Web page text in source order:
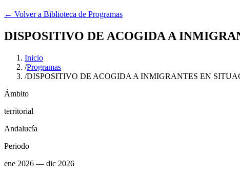
← Volver a Biblioteca de Programas
​​DISPOSITIVO DE ACOGIDA A
Inicio
/Programas
/​​DISPOSITIVO DE ACOGIDA A INMIGRANTES EN
Ámbito
territorial
Andalucía
Periodo
ene 2026 — dic 2026